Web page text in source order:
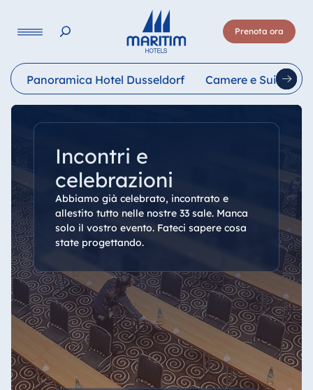
Prenota ora
Panoramica Hotel Dusseldorf Camere e Suite
Incontri e
celebrazioni
Abbiamo già celebrato, incontrato e
allestito tutto nelle nostre 33 sale. Manca
solo il vostro evento. Fateci sapere cosa
state progettando.